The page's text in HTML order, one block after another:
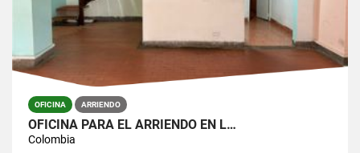
OFICINA ARRIENDO
OFICINA PARA EL ARRIENDO EN L…
Colombia